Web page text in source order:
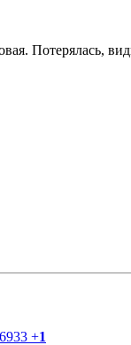
Потерялась,
+1